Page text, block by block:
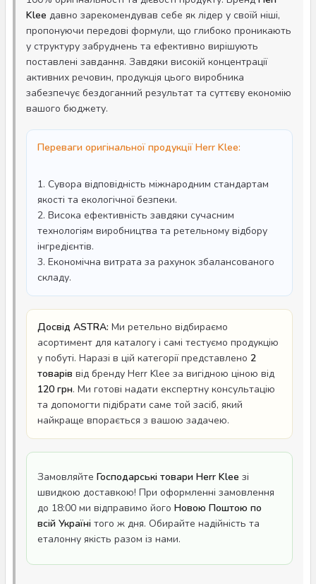
Klee давно зарекомендував себе як лідер у своїй ніші,
пропонуючи передові формули, що глибоко проникають
у структуру забруднень та ефективно вирішують
поставлені завдання. Завдяки високій концентрації
активних речовин, продукція цього виробника
забезпечує бездоганний результат та суттєву економію
вашого бюджету.
Переваги оригінальної продукції Herr Klee:
1. Сувора відповідність міжнародним стандартам
якості та екологічної безпеки.
2. Висока ефективність завдяки сучасним
технологіям виробництва та ретельному відбору
інгредієнтів.
3. Економічна витрата за рахунок збалансованого
складу.
Досвід ASTRA: Ми ретельно відбираємо
асортимент для каталогу і самі тестуємо продукцію
у побуті. Наразі в цій категорії представлено 2
товарів від бренду Herr Klee за вигідною ціною від
120 грн. Ми готові надати експертну консультацію
та допомогти підібрати саме той засіб, який
найкраще впорається з вашою задачею.
Замовляйте Господарські товари Herr Klee зі
швидкою доставкою! При оформленні замовлення
до 18:00 ми відправимо його Новою Поштою по
всій Україні того ж дня. Обирайте надійність та
еталонну якість разом із нами.